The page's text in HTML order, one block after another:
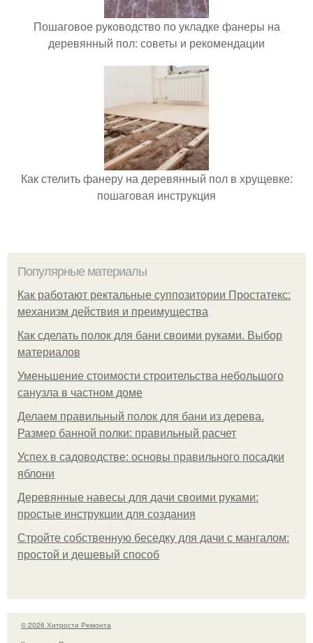
Пошаговое руководство по укладке фанеры на
деревянный пол: советы и рекомендации
Как стелить фанеру на деревянный пол в хрущевке:
пошаговая инструкция
Популярные материалы
Как работают ректальные суппозитории Простатекс:
механизм действия и преимущества
Как сделать полок для бани своими руками. Выбор
материалов
Уменьшение стоимости строительства небольшого
санузла в частном доме
Делаем правильный полок для бани из дерева.
Размер банной полки: правильный расчет
Успех в садоводстве: основы правильного посадки
яблони
Деревянные навесы для дачи своими руками:
простые инструкции для создания
Стройте собственную беседку для дачи с мангалом:
простой и дешевый способ
© 2026 Хитрости Ремонта